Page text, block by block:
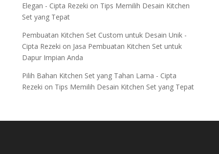
Elegan - Cipta Rezeki on Tips Memilih Desain Kitchen
Set yang Tepat
Pembuatan Kitchen Set Custom untuk Desain Unik -
Cipta Rezeki on Jasa Pembuatan Kitchen Set untuk
Dapur Impian Anda
Pilih Bahan Kitchen Set yang Tahan Lama - Cipta
Rezeki on Tips Memilih Desain Kitchen Set yang Tepat